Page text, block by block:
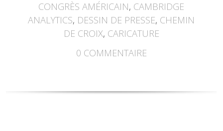
CONGRÈS AMÉRICAIN, CAMBRIDGE
ANALYTICS, DESSIN DE PRESSE, CHEMIN
DE CROIX, CARICATURE
0 COMMENTAIRE